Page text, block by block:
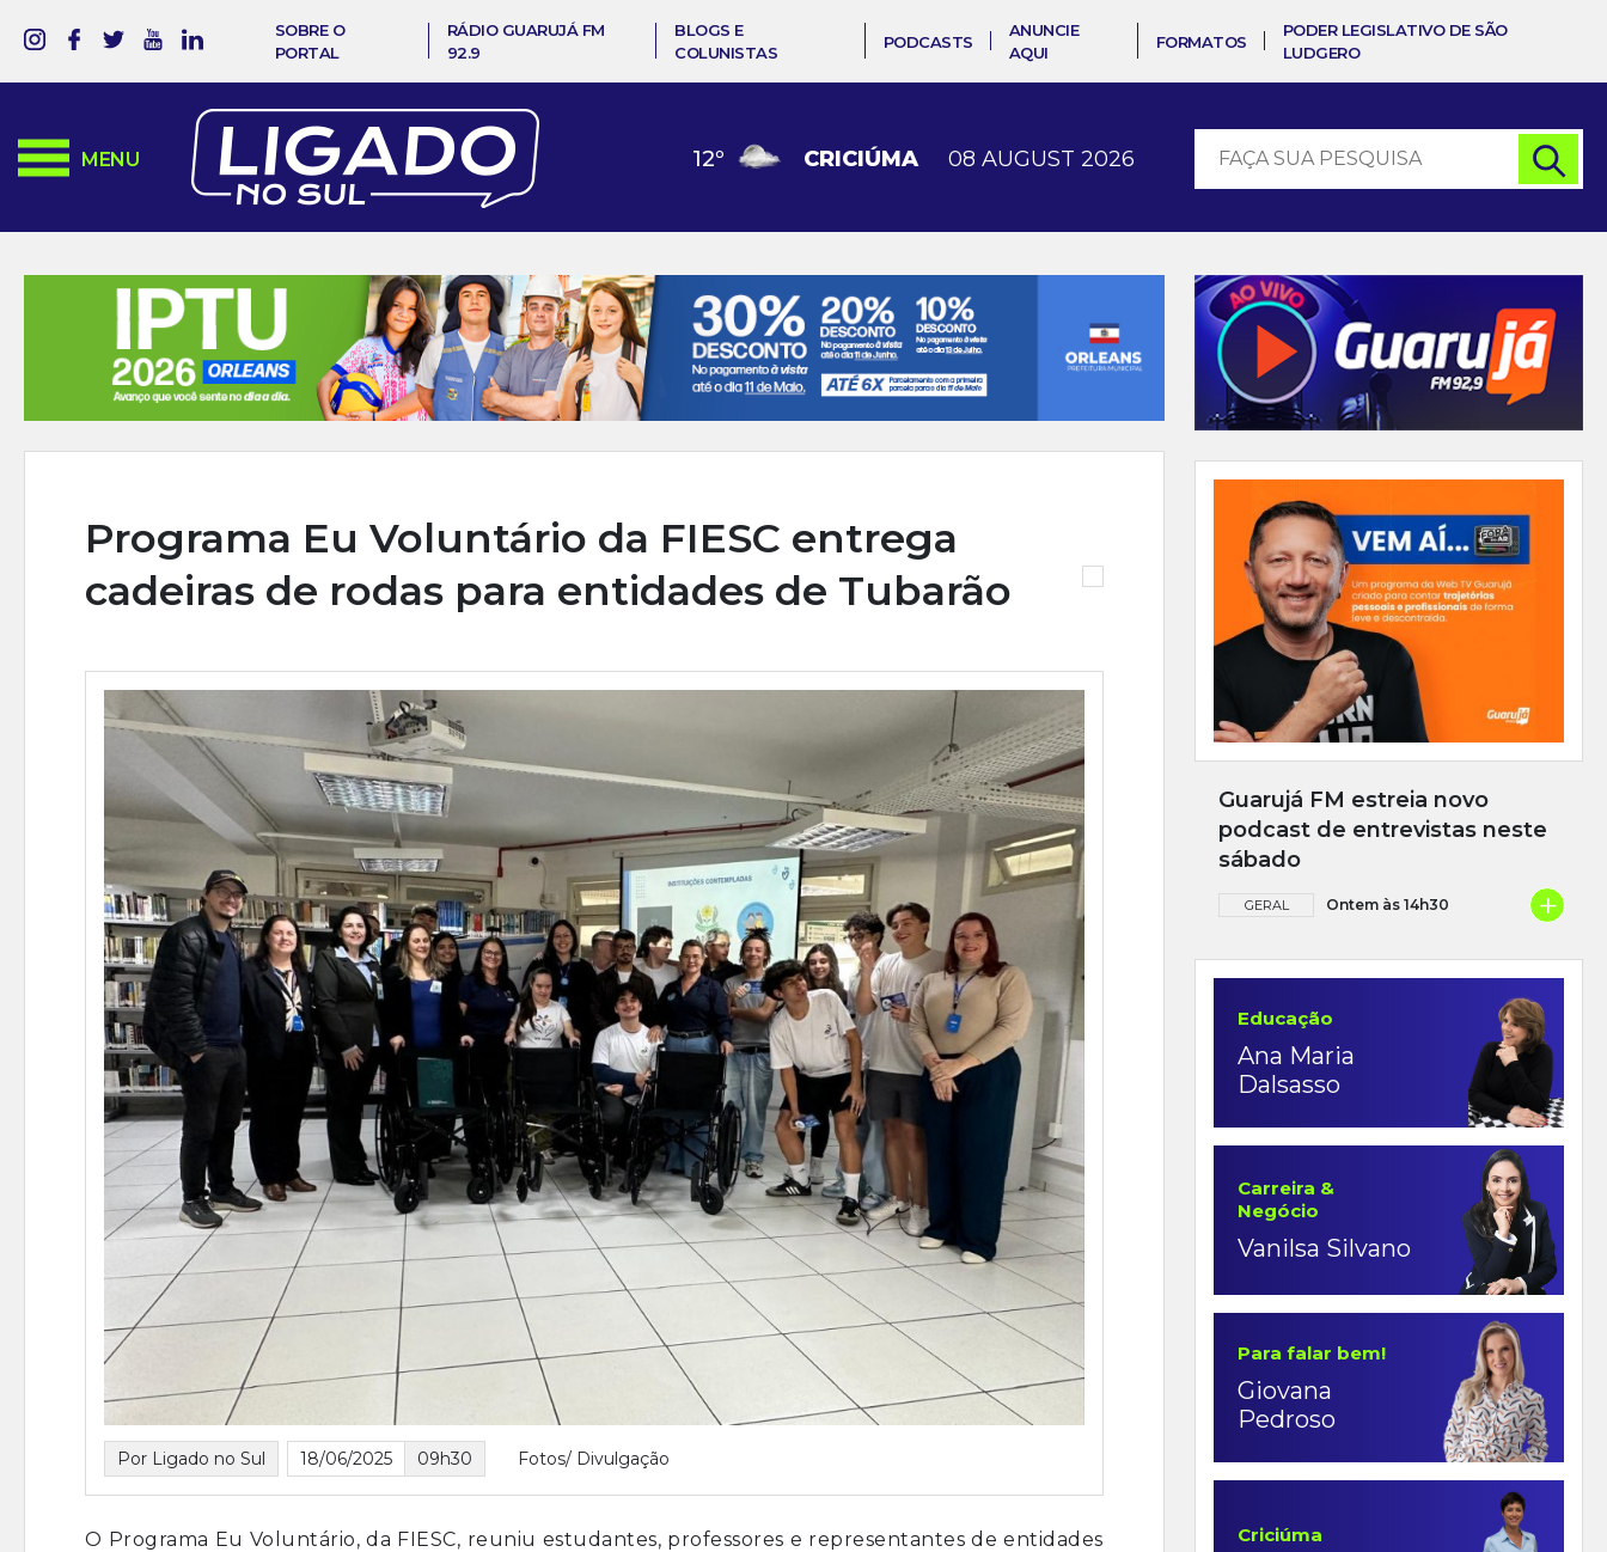
SOBRE O
PORTAL
RÁDIO GUARUJÁ FM
92.9
BLOGS E
COLUNISTAS
PODCASTS
ANUNCIE
AQUI
FORMATOS
PODER LEGISLATIVO DE SÃO
LUDGERO
MENU 12º CRICIÚMA 08 AUGUST 2026
Programa Eu Voluntário da FIESC entrega
cadeiras de rodas para entidades de Tubarão
Por Ligado no Sul 18/06/2025 09h30 Fotos/ Divulgação
O Programa Eu Voluntário, da FIESC, reuniu estudantes, professores e representantes de entidades
Guarujá FM estreia novo
podcast de entrevistas neste
sábado
GERAL Ontem às 14h30 +
Educação
Ana Maria
Dalsasso
Carreira &
Negócio
Vanilsa Silvano
Para falar bem!
Giovana
Pedroso
Criciúma